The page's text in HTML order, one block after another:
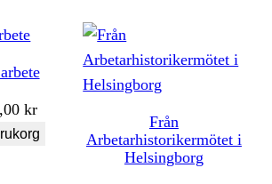
kr
Från
Arbetarhistorikermötet i
Helsingborg